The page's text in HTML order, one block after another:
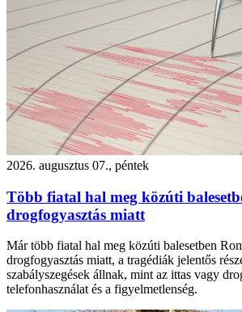
2026. augusztus 07., péntek
Több fiatal hal meg közúti
drogfogyasztás miatt
Már több fiatal hal meg közúti balesetben
drogfogyasztás miatt, a tragédiák jelentős
szabályszegések állnak, mint az ittas vagy
telefonhasználat és a figyelmetlenség.